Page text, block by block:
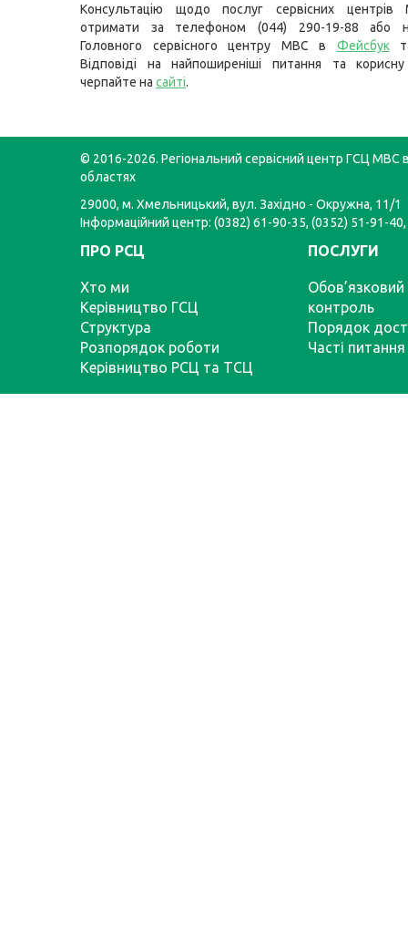
Консультацію щодо послуг сервісних
отримати за телефоном (044) 290-19-88 або
Головного сервісного центру МВС в Фейсбук
Відповіді на найпоширеніші питання та
черпайте на сайті.
© 2016-2026. Регіональний сервісний центр ГСЦ МВС
областях
29000, м. Хмельницький, вул. Західно - Окружна, 11/1
Інформаційний центр: (0382) 61-90-35, (0352) 51-91-
ПРО РСЦ
Хто ми
Керівництво ГСЦ
Структура
Розпорядок роботи
Керівництво РСЦ та ТСЦ
ПОСЛУГИ
Обов’язковий
контроль
Порядок
Часті питання